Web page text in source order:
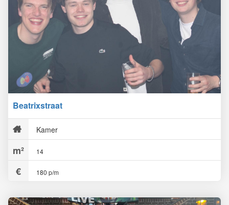
Beatrixstraat
Kamer
14
180 p/m